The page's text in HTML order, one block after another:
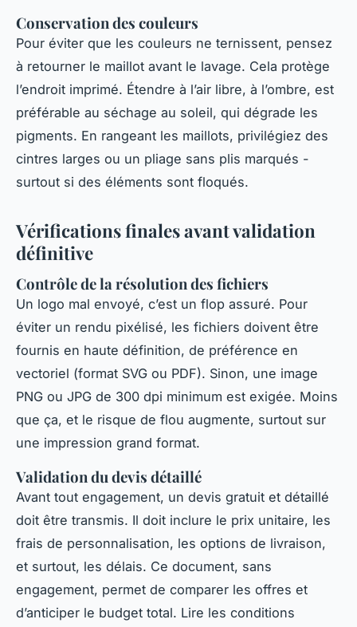
Conservation des couleurs
Pour éviter que les couleurs ne ternissent, pensez
à retourner le maillot avant le lavage. Cela protège
l’endroit imprimé. Étendre à l’air libre, à l’ombre, est
préférable au séchage au soleil, qui dégrade les
pigments. En rangeant les maillots, privilégiez des
cintres larges ou un pliage sans plis marqués -
surtout si des éléments sont floqués.
Vérifications finales avant validation
définitive
Contrôle de la résolution des fichiers
Un logo mal envoyé, c’est un flop assuré. Pour
éviter un rendu pixélisé, les fichiers doivent être
fournis en haute définition, de préférence en
vectoriel (format SVG ou PDF). Sinon, une image
PNG ou JPG de 300 dpi minimum est exigée. Moins
que ça, et le risque de flou augmente, surtout sur
une impression grand format.
Validation du devis détaillé
Avant tout engagement, un devis gratuit et détaillé
doit être transmis. Il doit inclure le prix unitaire, les
frais de personnalisation, les options de livraison,
et surtout, les délais. Ce document, sans
engagement, permet de comparer les offres et
d’anticiper le budget total. Lire les conditions